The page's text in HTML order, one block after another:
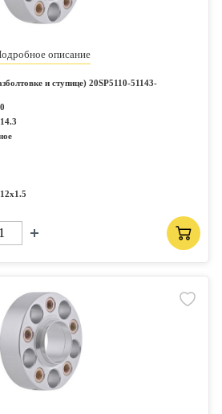
описание
и ступице) 20SP5110-51143-
12x1.5